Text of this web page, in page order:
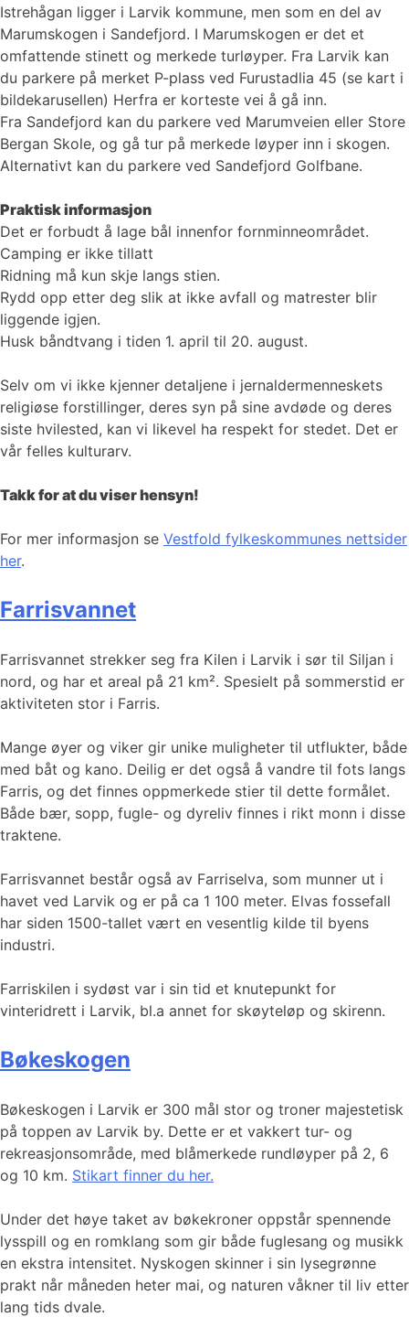
Istrehågan ligger i Larvik kommune, men som en del av
Marumskogen i Sandefjord. I Marumskogen er det et
omfattende stinett og merkede turløyper. Fra Larvik kan
du parkere på merket P-plass ved Furustadlia 45 (se kart i
bildekarusellen) Herfra er korteste vei å gå inn.
Fra Sandefjord kan du parkere ved Marumveien eller Store
Bergan Skole, og gå tur på merkede løyper inn i skogen.
Alternativt kan du parkere ved Sandefjord Golfbane.
Praktisk informasjon
Det er forbudt å lage bål innenfor fornminneområdet.
Camping er ikke tillatt
Ridning må kun skje langs stien.
Rydd opp etter deg slik at ikke avfall og matrester blir
liggende igjen.
Husk båndtvang i tiden 1. april til 20. august.
Selv om vi ikke kjenner detaljene i jernaldermenneskets
religiøse forstillinger, deres syn på sine avdøde og deres
siste hvilested, kan vi likevel ha respekt for stedet. Det er
vår felles kulturarv.
Takk for at du viser hensyn!
For mer informasjon se Vestfold fylkeskommunes nettsider
her.
Farrisvannet
Farrisvannet strekker seg fra Kilen i Larvik i sør til Siljan i
nord, og har et areal på 21 km². Spesielt på sommerstid er
aktiviteten stor i Farris.
Mange øyer og viker gir unike muligheter til utflukter, både
med båt og kano. Deilig er det også å vandre til fots langs
Farris, og det finnes oppmerkede stier til dette formålet.
Både bær, sopp, fugle- og dyreliv finnes i rikt monn i disse
traktene.
Farrisvannet består også av Farriselva, som munner ut i
havet ved Larvik og er på ca 1 100 meter. Elvas fossefall
har siden 1500-tallet vært en vesentlig kilde til byens
industri.
Farriskilen i sydøst var i sin tid et knutepunkt for
vinteridrett i Larvik, bl.a annet for skøyteløp og skirenn.
Bøkeskogen
Bøkeskogen i Larvik er 300 mål stor og troner majestetisk
på toppen av Larvik by. Dette er et vakkert tur- og
rekreasjonsområde, med blåmerkede rundløyper på 2, 6
og 10 km. Stikart finner du her.
Under det høye taket av bøkekroner oppstår spennende
lysspill og en romklang som gir både fuglesang og musikk
en ekstra intensitet. Nyskogen skinner i sin lysegrønne
prakt når måneden heter mai, og naturen våkner til liv etter
lang tids dvale.